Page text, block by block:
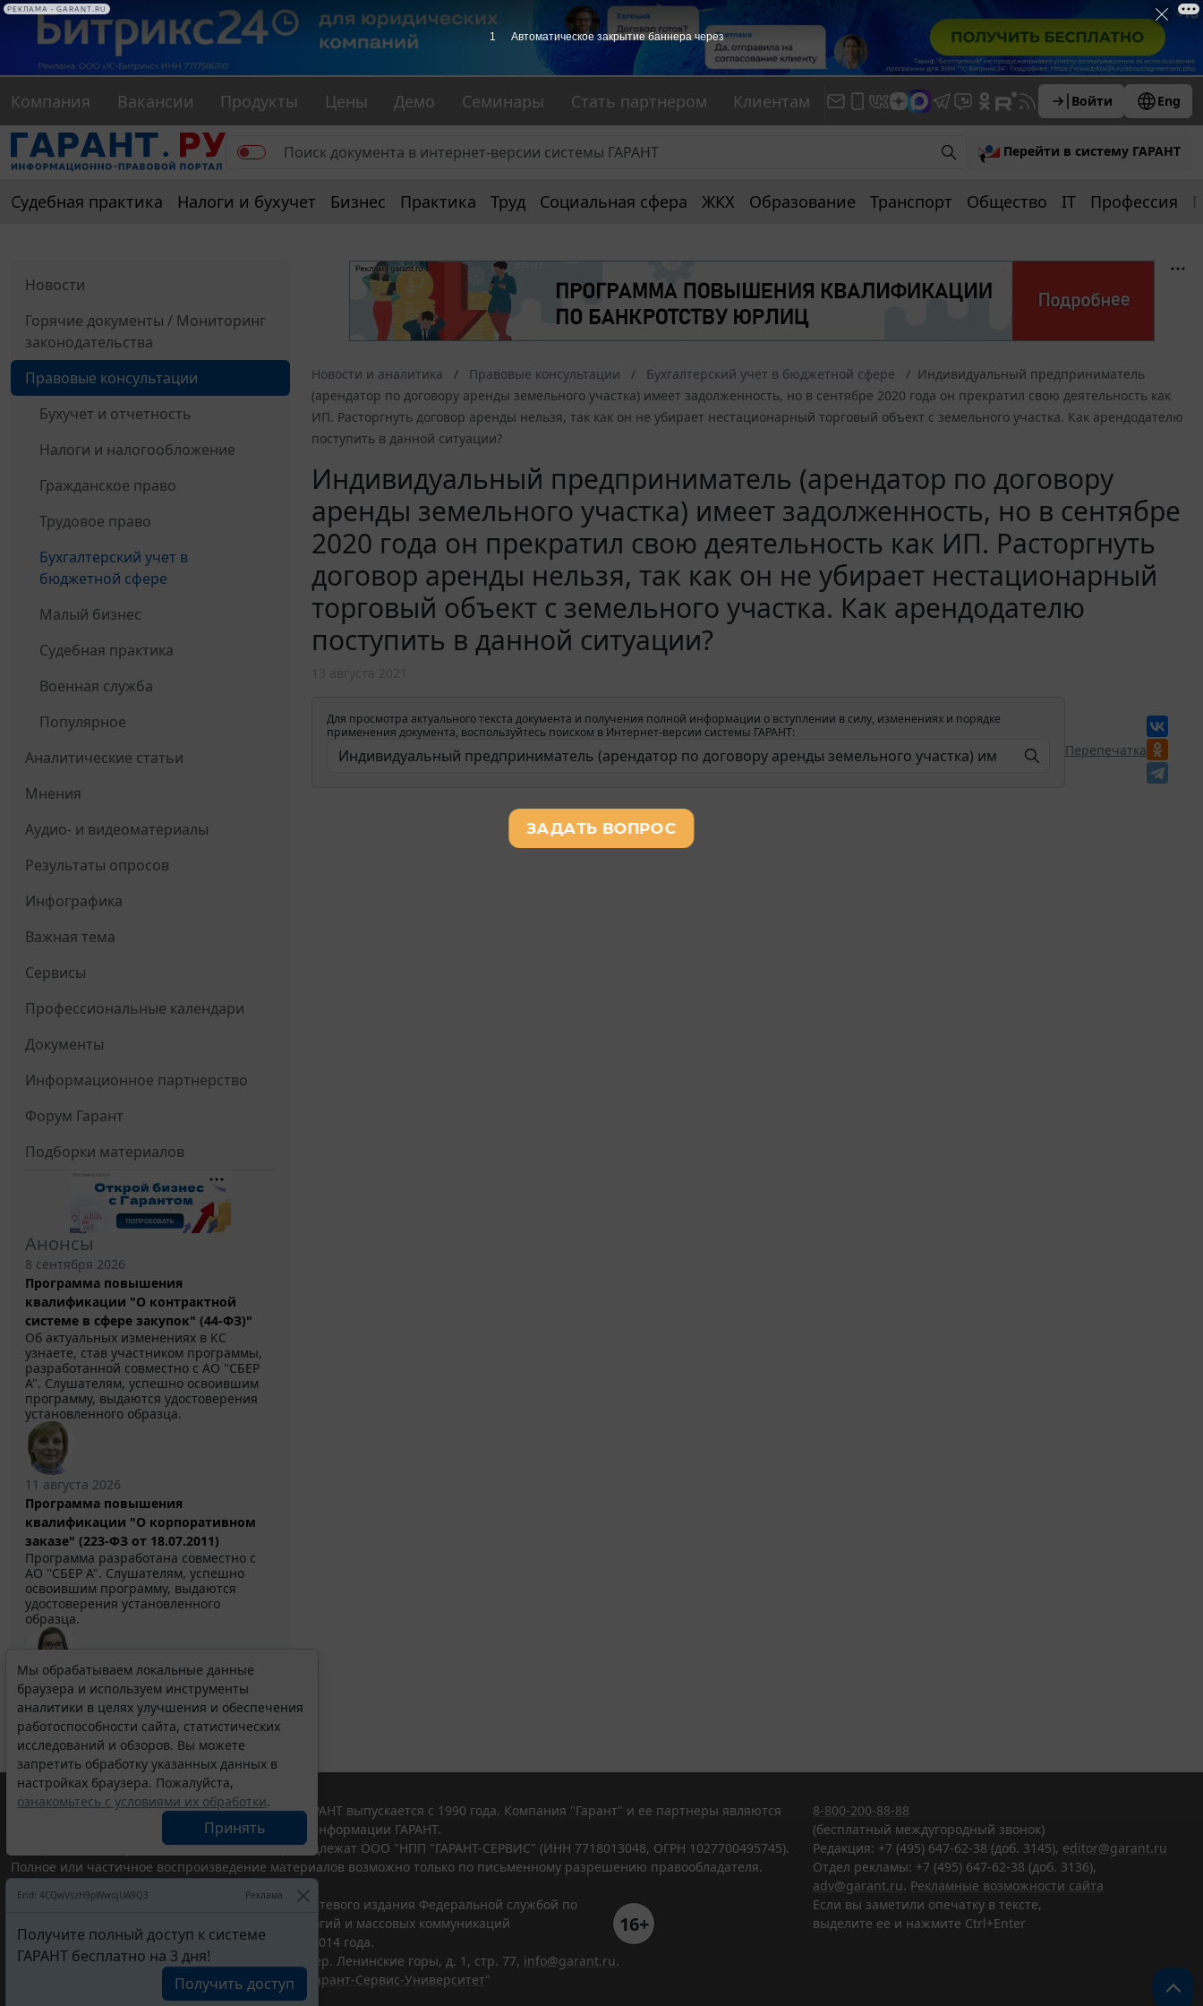
Компания Вакансии Продукты Цены Демо Семинары Стать партнером Клиентам Войти Eng
Перейти в систему ГАРАНТ
Судебная практика Налоги и бухучет Бизнес Практика Труд Социальная сфера ЖКХ Образование Транспорт Общество IT Профессия
Новости
Горячие документы / Мониторинг
законодательства
Правовые консультации
Бухучет и отчетность
Налоги и налогообложение
Гражданское право
Трудовое право
Бухгалтерский учет в
бюджетной сфере
Малый бизнес
Судебная практика
Военная служба
Популярное
Аналитические статьи
Мнения
Аудио- и видеоматериалы
Результаты опросов
Инфографика
Важная тема
Сервисы
Профессиональные календари
Документы
Информационное партнерство
Форум Гарант
Подборки материалов
Анонсы
8 сентября 2026
Программа повышения
квалификации "О контрактной
системе в сфере закупок" (44-ФЗ)"
Об актуальных изменениях в КС
узнаете, став участником программы,
разработанной совместно с АО ''СБЕР
А". Слушателям, успешно освоившим
программу, выдаются удостоверения
установленного образца.
11 августа 2026
Программа повышения
квалификации "О корпоративном
заказе" (223-ФЗ от 18.07.2011)
Программа разработана совместно с
АО ''СБЕР А". Слушателям, успешно
освоившим программу, выдаются
удостоверения установленного
образца.
Выберите тему программы повышения квалификации
для юристов ...
Новости и аналитика Правовые консультации Бухгалтерский учет в бюджетной сфере
Индивидуальный предприниматель
(арендатор по договору аренды земельного участка) имеет задолженность, но в сентябре 2020 года он прекратил свою деятельность как
ИП. Расторгнуть договор аренды нельзя, так как он не убирает нестационарный торговый объект с земельного участка. Как арендодателю
поступить в данной ситуации?
Индивидуальный предприниматель (арендатор по договору
аренды земельного участка) имеет задолженность, но в сентябре
2020 года он прекратил свою деятельность как ИП. Расторгнуть
договор аренды нельзя, так как он не убирает нестационарный
торговый объект с земельного участка. Как арендодателю
поступить в данной ситуации?
Для просмотра актуального текста документа и получения полной информации о вступлении в силу, изменениях и порядке
применения документа, воспользуйтесь поиском в Интернет-версии системы ГАРАНТ:
Перепечатка
Мы обрабатываем локальные данные
браузера и используем инструменты
аналитики в целях улучшения и обеспечения
работоспособности сайта, статистических
исследований и обзоров. Вы можете
запретить обработку указанных данных в
настройках браузера. Пожалуйста,
ознакомьтесь с условиями их обработки.
Принять
Erid: 4CQwVszH9pWwojUA9Q3 Реклама
Получите полный доступ к системе
ГАРАНТ бесплатно на 3 дня!
Получить доступ
© ООО "НПП "ГАРАНТ-СЕРВИС", 2026. Система ГАРАНТ выпускается с 1990 года. Компания "Гарант" и ее партнеры являются
участниками Российской ассоциации правовой информации ГАРАНТ.
Все права на материалы сайта ГАРАНТ.РУ принадлежат ООО "НПП "ГАРАНТ-СЕРВИС" (ИНН 7718013048, ОГРН 1027700495745).
Полное или частичное воспроизведение материалов возможно только по письменному разрешению правообладателя.
Портал ГАРАНТ.РУ зарегистрирован в качестве сетевого издания Федеральной службой по
надзору в сфере связи,информационных технологий и массовых коммуникаций
(Роскомнадзором), Эл № ФС77-58365 от 18 июня 2014 года.
16+
ООО "НПП "ГАРАНТ-СЕРВИС", 119234, г. Москва, тер. Ленинские горы, д. 1, стр. 77, info@garant.ru.
Разработчик ЭПС Система ГАРАНТ – ООО "НПП "
Гарант-Сервис-Университет"
8-800-200-88-88
(бесплатный междугородный звонок)
Редакция: +7 (495) 647-62-38 (доб. 3145), editor@garant.ru
Отдел рекламы: +7 (495) 647-62-38 (доб. 3136),
adv@garant.ru. Рекламные возможности сайта
Если вы заметили опечатку в тексте,
выделите ее и нажмите Ctrl+Enter
1 Автоматическое закрытие баннера через
РЕКЛАМА • GARANT.RU